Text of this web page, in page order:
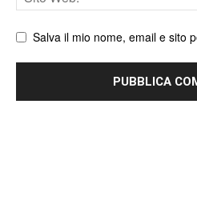
web
Salva il mio nome, email e sito